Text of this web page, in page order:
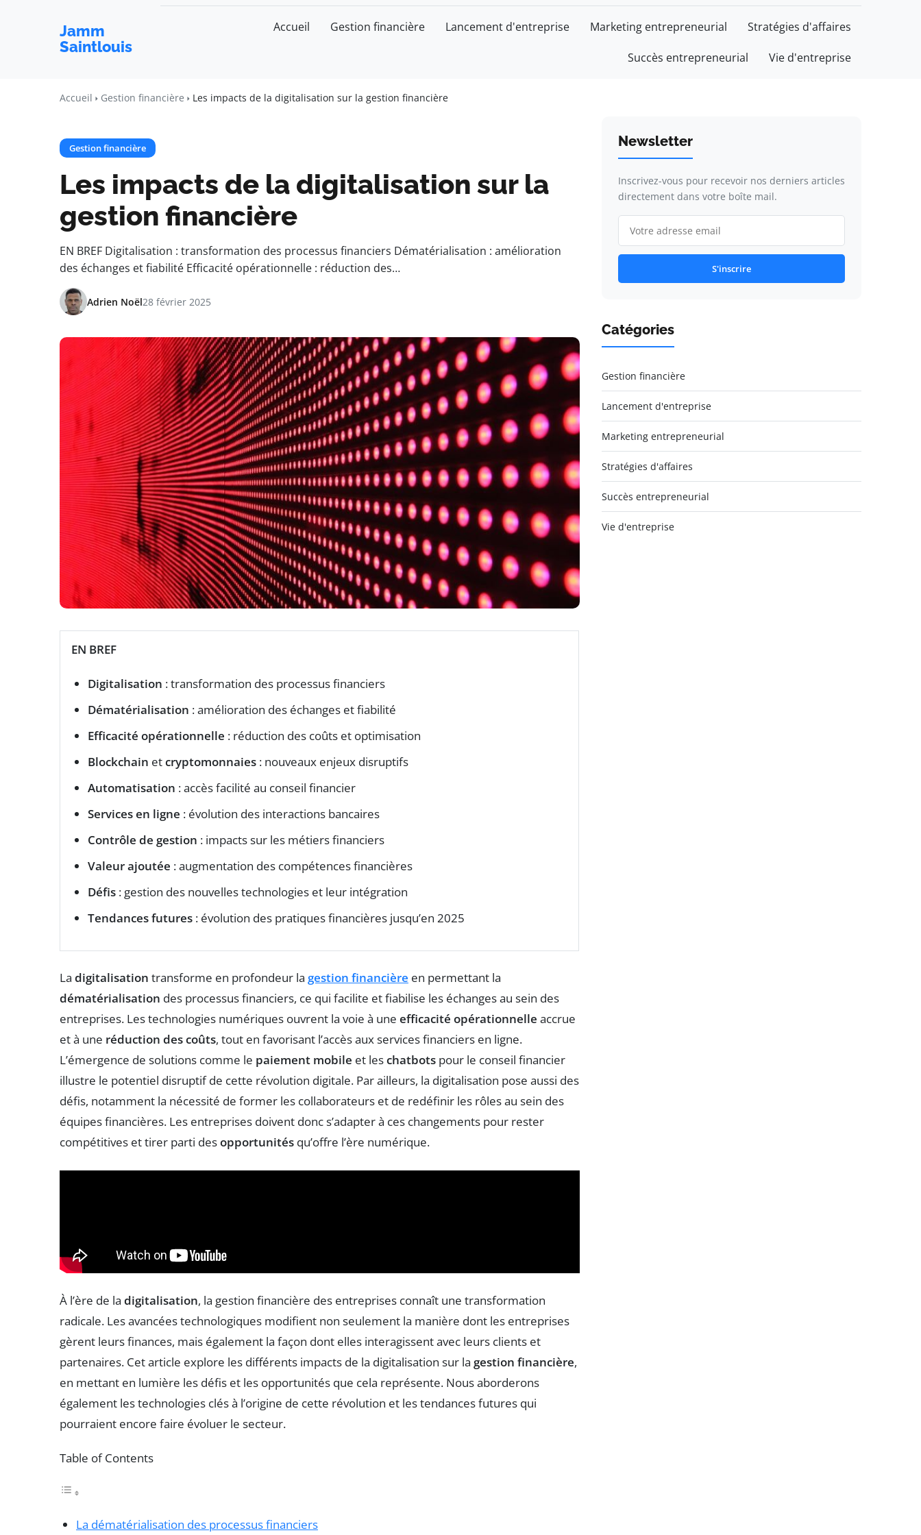
Jamm
Saintlouis
Accueil Gestion financière Lancement d'entreprise Marketing entrepreneurial Stratégies d'affaires
Succès entrepreneurial Vie d'entreprise
Accueil Gestion financière Les impacts de la digitalisation sur la gestion financière
Gestion financière
Les impacts de la digitalisation sur la
gestion financière
EN BREF Digitalisation : transformation des processus financiers Dématérialisation : amélioration
des échanges et fiabilité Efficacité opérationnelle : réduction des…
Adrien Noël28 février 2025
EN BREF
Digitalisation : transformation des processus financiers
Dématérialisation : amélioration des échanges et fiabilité
Efficacité opérationnelle : réduction des coûts et optimisation
Blockchain etcryptomonnaies : nouveaux enjeux disruptifs
Automatisation : accès facilité au conseil financier
Services en ligne : évolution des interactions bancaires
Contrôle de gestion : impacts sur les métiers financiers
Valeur ajoutée : augmentation des compétences financières
Défis : gestion des nouvelles technologies et leur intégration
Tendances futures : évolution des pratiques financières jusqu’en 2025
La digitalisation transforme en profondeur la gestion financière en permettant la
dématérialisation des processus financiers, ce qui facilite et fiabilise les échanges au sein des
entreprises. Les technologies numériques ouvrent la voie à une efficacité opérationnelle accrue
et à une réduction des coûts, tout en favorisant l’accès aux services financiers en ligne.
L’émergence de solutions comme le paiement mobile et leschatbots pour le conseil financier
illustre le potentiel disruptif de cette révolution digitale. Par ailleurs, la digitalisation pose aussi des
défis, notamment la nécessité de former les collaborateurs et de redéfinir les rôles au sein des
équipes financières. Les entreprises doivent donc s’adapter à ces changements pour rester
compétitives et tirer parti desopportunités qu’offre l’ère numérique.
À l’ère de la digitalisation, la gestion financière des entreprises connaît une transformation
radicale. Les avancées technologiques modifient non seulement la manière dont les entreprises
gèrent leurs finances, mais également la façon dont elles interagissent avec leurs clients et
partenaires. Cet article explore les différents impacts de la digitalisation sur la gestion financière,
en mettant en lumière les défis et les opportunités que cela représente. Nous aborderons
également les technologies clés à l’origine de cette révolution et les tendances futures qui
pourraient encore faire évoluer le secteur.
Table of Contents
La dématérialisation des processus financiers
Newsletter
Inscrivez-vous pour recevoir nos derniers articles
directement dans votre boîte mail.
S'inscrire
Catégories
Gestion financière
Lancement d'entreprise
Marketing entrepreneurial
Stratégies d'affaires
Succès entrepreneurial
Vie d'entreprise